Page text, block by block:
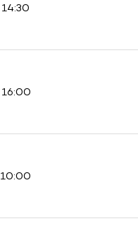
16:00
10:00